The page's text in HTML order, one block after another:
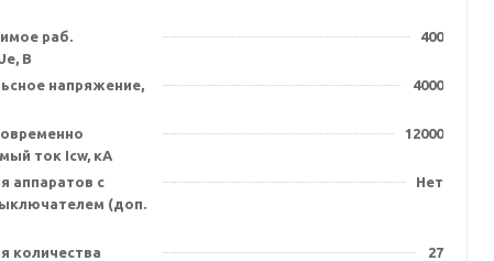
раб.
В
400
напряжение,
4000
ток Icw, кА
12000
аппаратов с
(доп.
Нет
количества
27